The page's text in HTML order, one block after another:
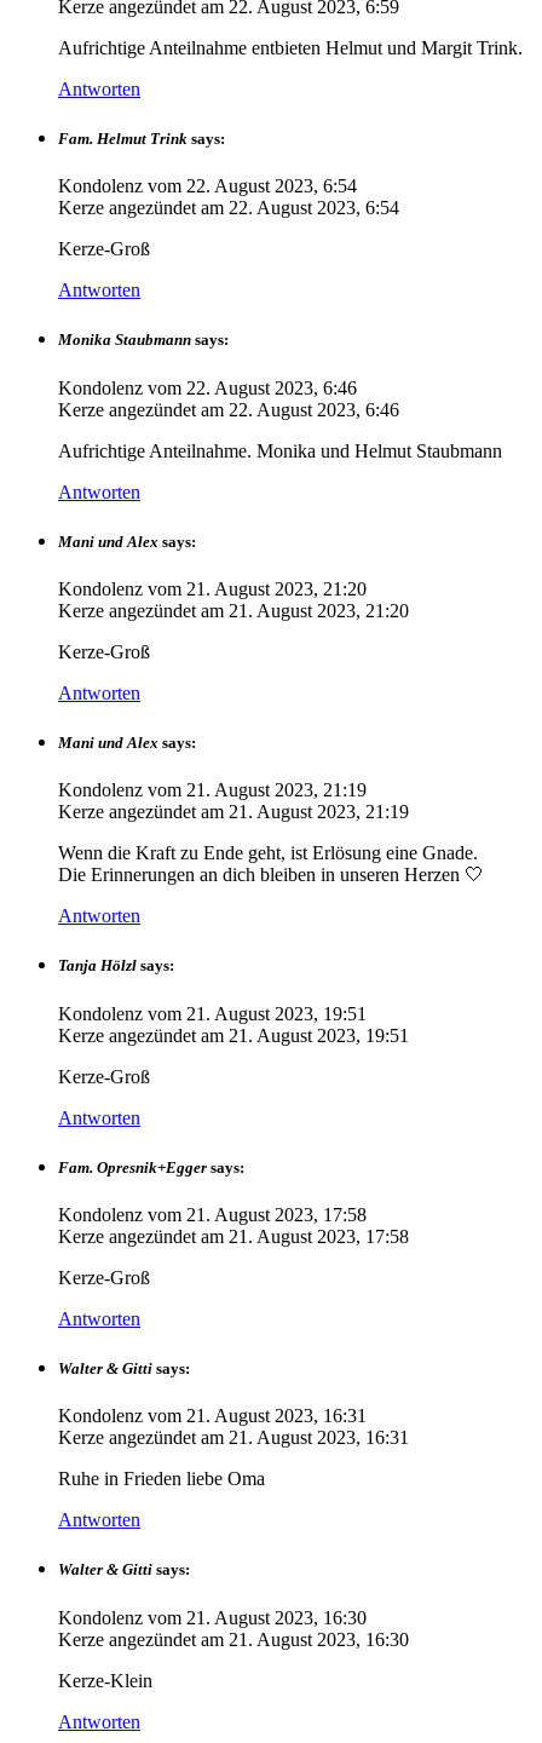
Kerze angezündet am 22. August 2023, 6:59
Aufrichtige Anteilnahme entbieten Helmut und Margit Trink.
Antworten
Fam. Helmut Trink says:
Kondolenz vom 22. August 2023, 6:54
Kerze angezündet am 22. August 2023, 6:54
Kerze-Groß
Antworten
Monika Staubmann says:
Kondolenz vom 22. August 2023, 6:46
Kerze angezündet am 22. August 2023, 6:46
Aufrichtige Anteilnahme. Monika und Helmut Staubmann
Antworten
Mani und Alex says:
Kondolenz vom 21. August 2023, 21:20
Kerze angezündet am 21. August 2023, 21:20
Kerze-Groß
Antworten
Mani und Alex says:
Kondolenz vom 21. August 2023, 21:19
Kerze angezündet am 21. August 2023, 21:19
Wenn die Kraft zu Ende geht, ist Erlösung eine Gnade.
Die Erinnerungen an dich bleiben in unseren Herzen 🤍
Antworten
Tanja Hölzl says:
Kondolenz vom 21. August 2023, 19:51
Kerze angezündet am 21. August 2023, 19:51
Kerze-Groß
Antworten
Fam. Opresnik+Egger says:
Kondolenz vom 21. August 2023, 17:58
Kerze angezündet am 21. August 2023, 17:58
Kerze-Groß
Antworten
Walter & Gitti says:
Kondolenz vom 21. August 2023, 16:31
Kerze angezündet am 21. August 2023, 16:31
Ruhe in Frieden liebe Oma
Antworten
Walter & Gitti says:
Kondolenz vom 21. August 2023, 16:30
Kerze angezündet am 21. August 2023, 16:30
Kerze-Klein
Antworten